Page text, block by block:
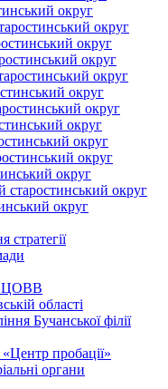
округ
округ
округ
округ
округ
округ
округ
округ
округ
округ
округ
старостинський округ
округ
ЦОВВ
області
Бучанської філії
пробації»
органи